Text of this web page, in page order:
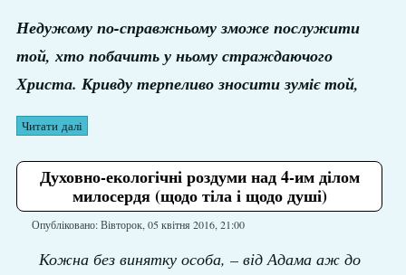
Недужому по-справжньому зможе послужити
той,хто побачить у ньому страждаючого
Христа. Кривду терпеливо зносити зуміє той,
Читати далі
Духовно-екологічні роздуми над 4-им ділом
милосердя (щодо тіла і щодо душі)
Опубліковано: Вівторок, 05 квітня 2016, 21:00
Кожна без винятку особа, – від Адама аж до